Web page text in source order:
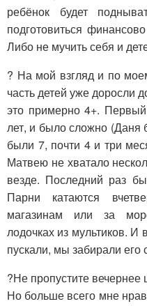
ребёнок будет
подготовиться
Либо не мучить себя и
? На мой взгляд и по
часть детей уже доросли
это примерно 4+.
лет, и было сложно (Даня
были 7, почти 4 и три
Матвею не хватало
везде. Последний раз
Парни катаются
магазинам или за
лодочках из мультиков. И
пускали, мы забирали его
?Не пропустите
Но больше всего мне